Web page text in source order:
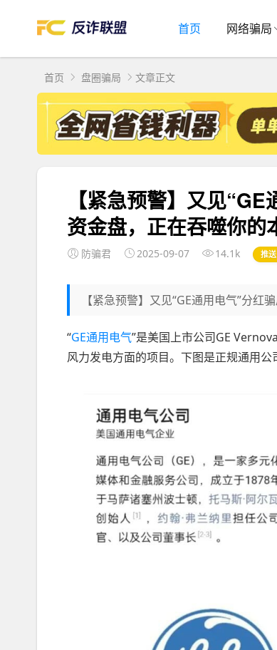
首页 网络骗局
首页 盘圈骗局 文章正文
【紧急预警】又见
资金盘，正在吞噬你的
防骗君 2025-09-07 14.1k 推送
【紧急预警】又见“GE通用电气”分
“GE通用电气”是美国上市公司GE
风力发电方面的项目。下图是正规通用公